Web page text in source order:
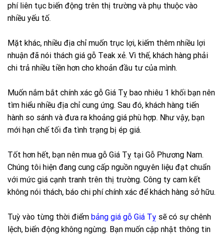
phí liên tục biến động trên thị trường và phụ thuộc vào
nhiều yếu tố.
Mặt khác, nhiều địa chỉ muốn trục lợi, kiếm thêm nhiều lợi
nhuận đã nói thách giá gỗ Teak xẻ. Vì thế, khách hàng phải
chi trả nhiều tiền hơn cho khoản đầu tư của mình.
Muốn nắm bắt chính xác gỗ Giá Tỵ bao nhiêu 1 khối bạn nên
tìm hiểu nhiều địa chỉ cung ứng. Sau đó, khách hàng tiến
hành so sánh và đưa ra khoảng giá phù hợp. Như vậy, bạn
mới hạn chế tối đa tình trạng bị ép giá.
Tốt hơn hết, bạn nên mua gỗ Giá Tỵ tại Gỗ Phương Nam.
Chúng tôi hiện đang cung cấp nguồn nguyên liệu đạt chuẩn
với mức giá cạnh tranh trên thị trường. Công ty cam kết
không nói thách, báo chi phí chính xác để khách hàng sở hữu.
Tuỳ vào từng thời điểm bảng giá gỗ Giá Tỵ sẽ có sự chênh
lệch, biến động không ngừng. Bạn muốn cập nhật thông tin